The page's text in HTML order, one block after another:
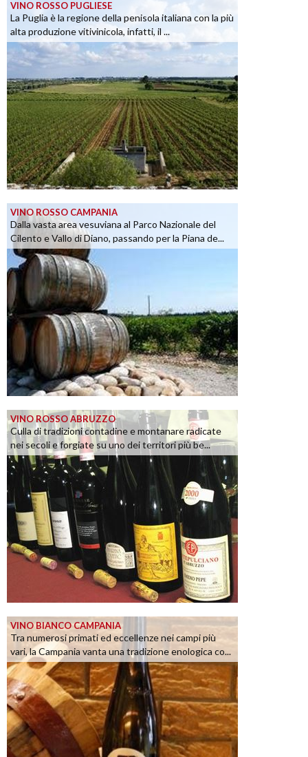
VINO ROSSO PUGLIESE
La Puglia è la regione della penisola italiana con la più
alta produzione vitivinicola, infatti, il ...
VINO ROSSO CAMPANIA
Dalla vasta area vesuviana al Parco Nazionale del
Cilento e Vallo di Diano, passando per la Piana de...
VINO ROSSO ABRUZZO
Culla di tradizioni contadine e montanare radicate
nei secoli e forgiate su uno dei territori più be...
VINO BIANCO CAMPANIA
Tra numerosi primati ed eccellenze nei campi più
vari, la Campania vanta una tradizione enologica co...